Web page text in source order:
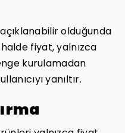
olduğunda
fiyat, yalnızca
kurulamadan
yanıltır.